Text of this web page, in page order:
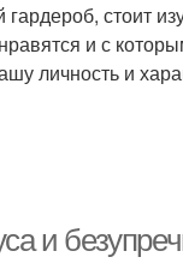
стоит
и с
личность и
и